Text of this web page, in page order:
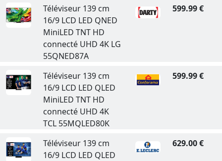
Téléviseur 139 cm
16/9 LCD LED QNED
MiniLED TNT HD
connecté UHD 4K LG
55QNED87A
599.99 €
Téléviseur 139 cm
16/9 LCD LED QLED
MiniLED TNT HD
connecté UHD 4K
TCL 55MQLED80K
599.99 €
Téléviseur 139 cm
16/9 LCD LED QLED
629.00 €